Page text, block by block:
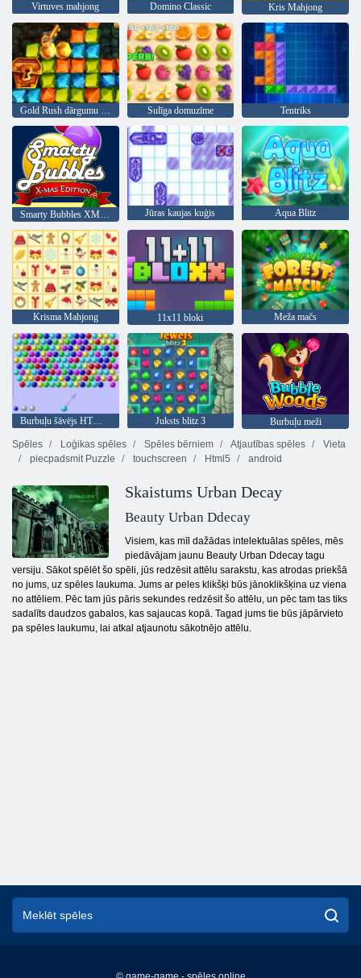
Virtuves mahjong Domino Classic Kris Mahjong
Gold Rush dārgumu medības Sulīga domuzīme Tentriks
Jūras kaujas kuģis Aqua Blitz
Krisma Mahjong 11x11 bloki Meža mačs
Burbuļu šāvējs HTML5 Juksts blitz 3
Burbuļu meži
Spēles
Loģikas spēles Spēles bērniem Atjautības spēles
Vieta
piecpadsmit Puzzle
touchscreen Html5 android
Skaistums Urban Decay
Beauty Urban Ddecay
Visiem, kas mīl dažādas intelektuālas spēles, mēs
piedāvājam jaunu Beauty Urban Ddecay tagu
versiju. Sākot spēlēt šo spēli, jūs redzēsit attēlu sarakstu, kas atrodas priekšā
no jums, uz spēles laukuma. Jums ar peles klikšķi būs jānoklikšķina uz viena
no attēliem. Pēc tam jūs pāris sekundes redzēsit šo attēlu, un pēc tam tas tiks
sadalīts daudzos gabalos, kas sajaucas kopā. Tagad jums tie būs jāpārvieto
pa spēles laukumu, lai atkal atjaunotu sākotnējo attēlu.